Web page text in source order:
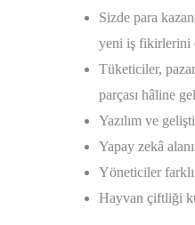
Sizde para
yeni iş fikirlerini
Tüketiciler,
parçası hâline
Yazılım ve
Yapay zekâ
Yöneticiler
Hayvan çiftliği